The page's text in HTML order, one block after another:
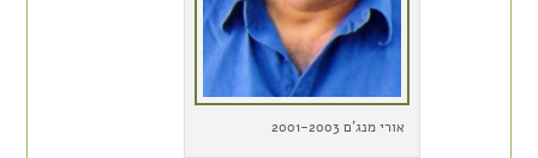
אורי מנג'ם 2001-2003